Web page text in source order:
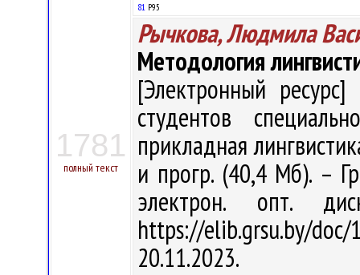
1781
полный текст
81 Р95
Рычкова, Людмила
Методология
[Электронный
студентов
прикладная
и прогр. (40,4 Мб). –
электрон. опт.
https://elib.grsu.by/
20.11.2023.